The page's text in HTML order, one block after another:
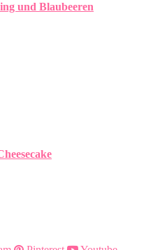
und Blaubeeren